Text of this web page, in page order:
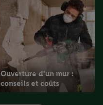
Ouverture d'un mur :
conseils et coûts